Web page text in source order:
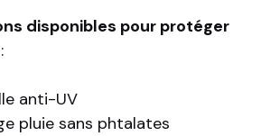
disponibles pour protéger
:
anti-UV
pluie sans phtalates